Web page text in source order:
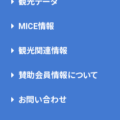
MICE情報
観光関連情報
賛助会員情報について
お問い合わせ